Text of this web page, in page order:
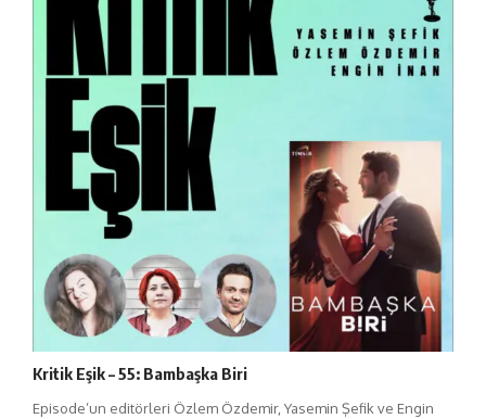
Kritik Eşik – 55: Bambaşka Biri
Episode’un editörleri Özlem Özdemir, Yasemin Şefik ve Engin